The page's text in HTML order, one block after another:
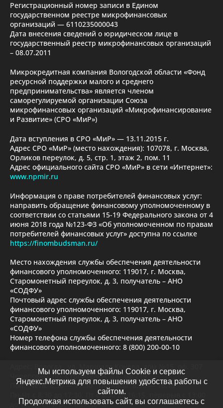
Регистрационный номер записи в Едином
государственном реестре микрофинансовых
организаций — 6110235000043
Дата внесения сведений о юридическом лице в
государственный реестр микрофинансовых организаций
– 08.07.2011
Микрокредитная компания Вологодской области «Фонд
ресурсной поддержки малого и среднего
предпринимательства» является членом
саморегулируемой организации Союза
микрофинансовых организаций «Микрофинансирование
и Развитие» (СРО «МиР»)
Дата вступления в СРО «МиР» — 13.11.2015 г.
Адрес СРО «МиР» (место нахождения): 107078, г. Москва,
Орликов переулок, д. 5, стр. 1, этаж 2, пом. 11
Адрес официального сайта СРО «МиР» в сети «Интернет»:
www.npmir.ru
Информация о праве потребителей финансовых услуг:
направить обращение финансовому уполномоченному в
соответствии со статьями 15-19 Федерального закона от 4
июня 2018 года №123-ФЗ «Об уполномоченном по правам
потребителей финансовых услуг» доступна по ссылке
https://finombudsman.ru/
Место нахождения службы обеспечения деятельности
финансового уполномоченного: 119017, г. Москва,
Старомонетный переулок, д. 3, получатель – АНО
«СОДФУ»
Почтовый адрес службы обеспечения деятельности
финансового уполномоченного: 119017, г. Москва,
Старомонетный переулок, д. 3, получатель – АНО
«СОДФУ»
Номер телефона службы обеспечения деятельности
финансового уполномоченного: 8 (800) 200-00-10
Адрес: Вологда , ул. Маршала Конева, дом №15, оф. 307
Череповец, пр. Строителей, д.6, оф.219
Пон.- четв. 8.30 — 17.30 Пятница: 8.30 — 16.15
Пн-Чт с 8:30 до 17:30, Пт с 8:30 до 16:15, перерыв с 13:00
до 13:45, Сб и Вс – выходной
Мы используем файлы Cookie и сервис
Яндекс.Метрика для повышения удобства работы с
сайтом.
Продолжая использовать сайт, вы соглашаетесь с